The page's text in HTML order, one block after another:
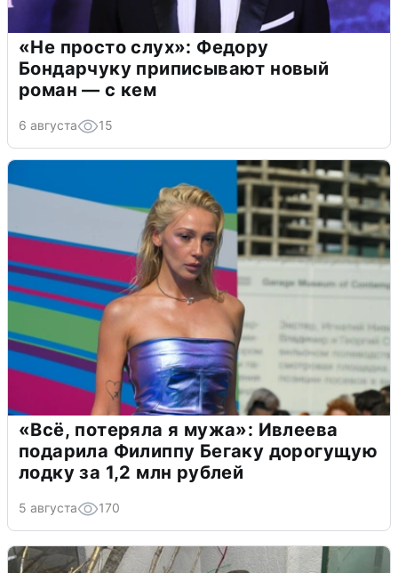
«Не просто слух»: Федору
Бондарчуку приписывают новый
роман — с кем
6 августа 15
«Всё, потеряла я мужа»: Ивлеева
подарила Филиппу Бегаку дорогущую
лодку за 1,2 млн рублей
5 августа 170